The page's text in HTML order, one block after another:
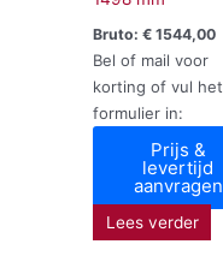
Bruto:€ 1544,00
Bel of mail voor
korting of vul het
formulier in:
Prijs &
levertijd
aanvragen
Lees verder